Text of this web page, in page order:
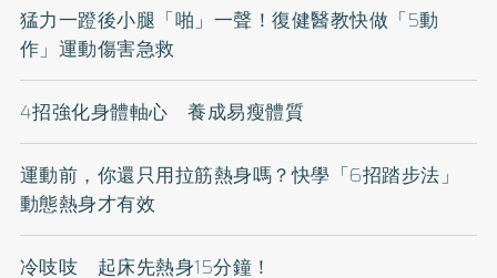
猛力一蹬後小腿「啪」一聲！復健醫教快做「5動
作」運動傷害急救
4招強化身體軸心 養成易瘦體質
運動前，你還只用拉筋熱身嗎？快學「6招踏步法」
動態熱身才有效
冷吱吱 起床先熱身15分鐘！